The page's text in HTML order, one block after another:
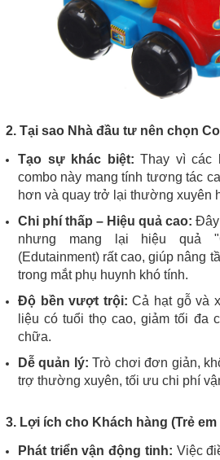
2. Tại sao Nhà đầu tư nên chọn
Tạo sự khác biệt: Thay vì các
combo này mang tính tương tác
hơn và quay trở lại thường xuyên
Chi phí thấp – Hiệu quả cao: Đây
nhưng mang lại hiệu quả
(Edutainment) rất cao, giúp nâng
trong mắt phụ huynh khó tính.
Độ bền vượt trội: Cả hạt gỗ và
liệu có tuổi thọ cao, giảm tối đa
chữa.
Dễ quản lý: Trò chơi đơn giản,
trợ thường xuyên, tối ưu chi phí
3. Lợi ích cho Khách hàng (Trẻ
Phát triển vận động tinh: Việc